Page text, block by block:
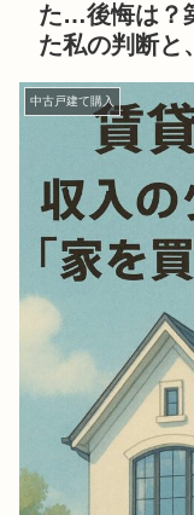
た…後悔は？
た私の判断と
中古戸建て購入